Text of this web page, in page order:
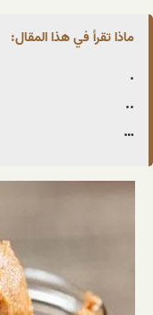
ماذا تقرأ في هذا المقال:
.
..
…